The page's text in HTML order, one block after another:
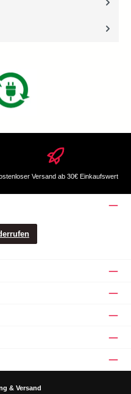
Versand ab 30€ Einkaufswert
& Versand